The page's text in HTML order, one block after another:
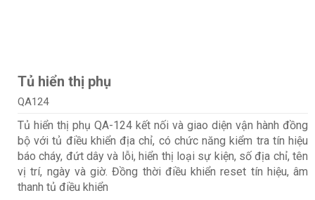
Tủ hiển thị phụ
QA124
Tủ hiển thị phụ QA-124 kết nối và giao diện vận hành đồng
bộ với tủ điều khiển địa chỉ, có chức năng kiểm tra tín hiệu
báo cháy, đứt dây và lỗi, hiển thị loại sự kiện, số địa chỉ, tên
vị trí, ngày và giờ. Đồng thời điều khiển reset tín hiệu, âm
thanh tủ điều khiển